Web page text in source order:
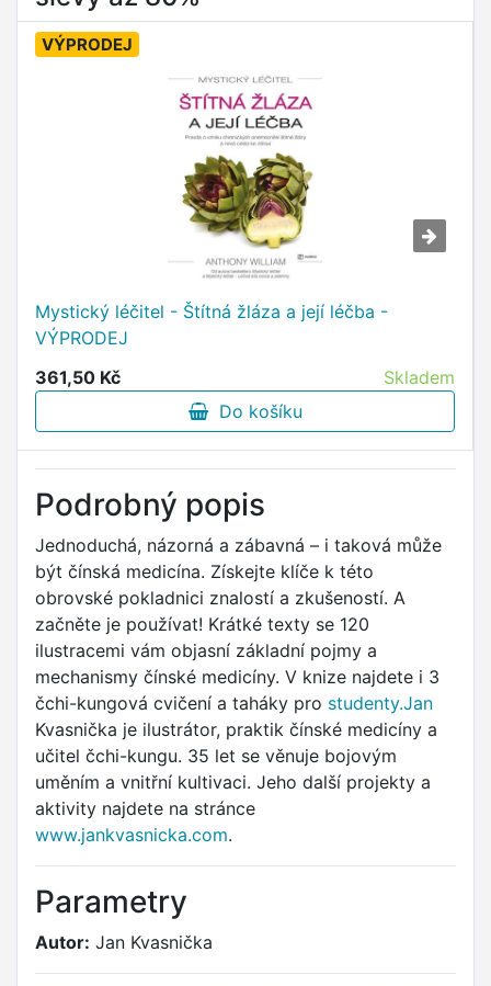
VÝPRODEJ
Mystický léčitel - Štítná žláza a její léčba -
VÝPRODEJ
361,50 Kč
Skladem
Do košíku
Podrobný popis
Jednoduchá, názorná a zábavná – i taková může
být čínská medicína. Získejte klíče k této
obrovské pokladnici znalostí a zkušeností. A
začněte je používat! Krátké texty se 120
ilustracemi vám objasní základní pojmy a
mechanismy čínské medicíny. V knize najdete i 3
čchi-kungová cvičení a taháky pro studenty.Jan
Kvasnička je ilustrátor, praktik čínské medicíny a
učitel čchi-kungu. 35 let se věnuje bojovým
uměním a vnitřní kultivaci. Jeho další projekty a
aktivity najdete na stránce
www.jankvasnicka.com.
Parametry
Autor: Jan Kvasnička